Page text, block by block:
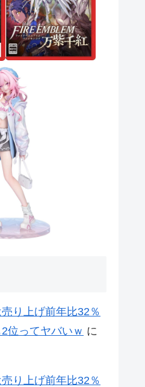
売り上げ前年比32％
ってヤバいｗ に
売り上げ前年比32％